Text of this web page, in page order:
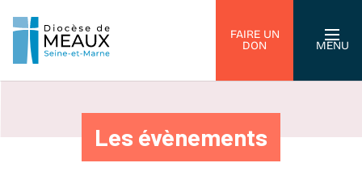
FAIRE UN
DON
MENU
Les évènements